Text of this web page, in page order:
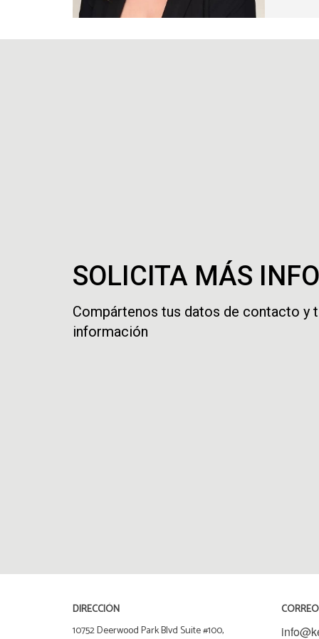
SOLICITA MÁS
Compártenos tus datos de contacto y
información
DIRECCIÓN
10752 Deerwood Park Blvd Suite #100,